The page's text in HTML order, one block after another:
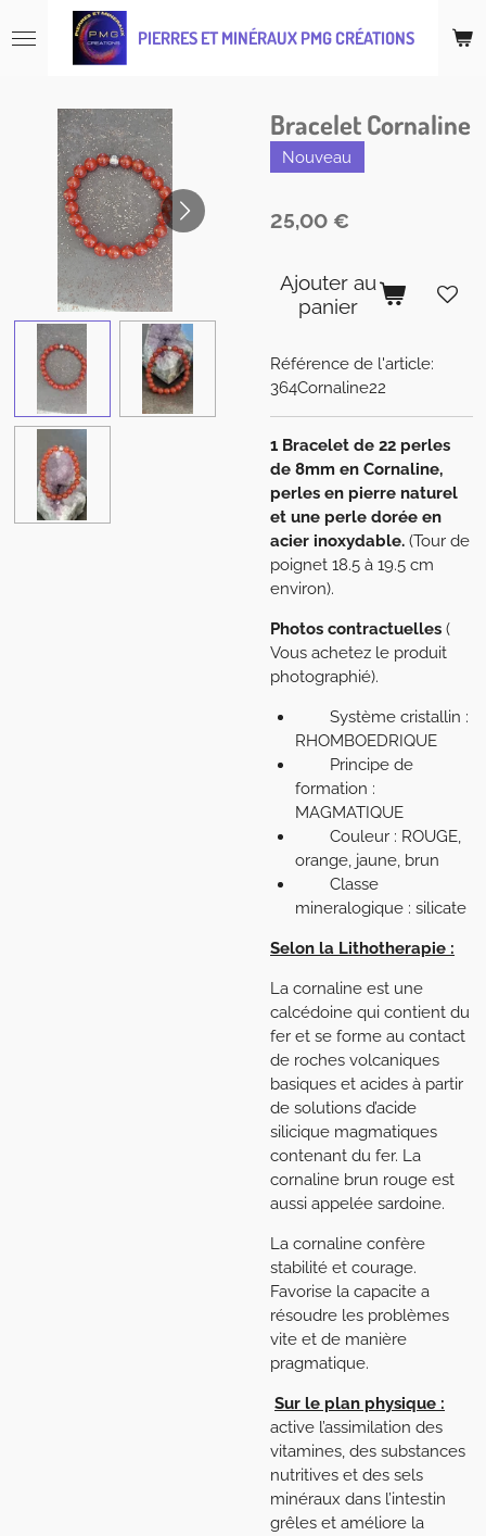
au
PIERRES ET MINÉRAUX PMG CRÉATIONS
Bracelet Cornaline
Nouveau
25,00 €
Ajouter au
panier
Référence de l'article:
364Cornaline22
1 Bracelet de 22 perles
de 8mm en Cornaline,
perles en pierre naturel
et une perle dorée en
acier inoxydable. (Tour de
poignet 18.5 à 19.5 cm
environ).
Photos contractuelles (
Vous achetez le produit
photographié).
Système cristallin :
RHOMBOEDRIQUE
Principe de
formation :
MAGMATIQUE
Couleur : ROUGE,
orange, jaune, brun
Classe
mineralogique : silicate
Selon la Lithotherapie :
La cornaline est une
calcédoine qui contient du
fer et se forme au contact
de roches volcaniques
basiques et acides à partir
de solutions d’acide
silicique magmatiques
contenant du fer. La
cornaline brun rouge est
aussi appelée sardoine.
La cornaline confère
stabilité et courage.
Favorise la capacite a
résoudre les problèmes
vite et de manière
pragmatique.
Sur le plan physique :
active l’assimilation des
vitamines, des substances
nutritives et des sels
minéraux dans l’intestin
grêles et améliore la